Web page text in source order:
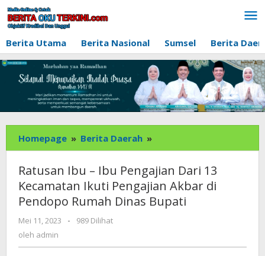
Lewati
ke
konten
Berita Utama
Berita Nasional Sumsel Berita
Homepage » Berita Daerah »
Ibu
Ibu
Pengajian
Dari
Ratusan Ibu – Ibu Pengajian Dari 13
Kecamatan Ikuti Pengajian Akbar di
Pendopo Rumah Dinas Bupati
Mei 11, 2023
oleh
-
989 Dilihat
oleh admin